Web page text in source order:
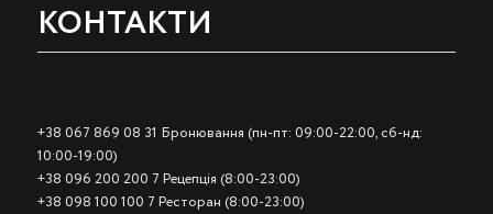
КОНТАКТИ
+38 067 869 08 31 Бронювання (пн-пт: 09:00-22:00, сб-нд:
10:00-19:00)
+38 096 200 200 7 Рецепція (8:00-23:00)
+38 098 100 100 7 Ресторан (8:00-23:00)